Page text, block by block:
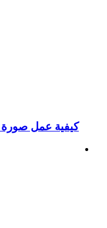
كيفية عمل صورة